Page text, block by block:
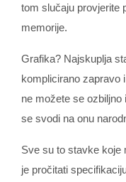
tom slučaju provjerite
memorije.
Grafika? Najskuplja
komplicirano zapravo
ne možete se
se svodi na onu
Sve su to stavke koje
je pročitati